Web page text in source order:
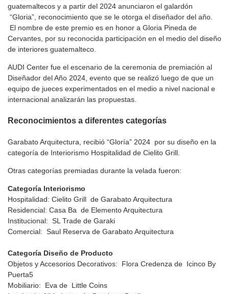
guatemaltecos y a partir del 2024 anunciaron el galardón
“Gloria”, reconocimiento que se le otorga el diseñador del año.
El nombre de este premio es en honor a Gloria Pineda de
Cervantes, por su reconocida participación en el medio del diseño
de interiores guatemalteco.
AUDI Center fue el escenario de la ceremonia de premiación al
Diseñador del Año 2024, evento que se realizó luego de que un
equipo de jueces experimentados en el medio a nivel nacional e
internacional analizarán las propuestas.
Reconocimientos a diferentes categorías
Garabato Arquitectura, recibió “Gloría” 2024 por su diseño en la
categoría de Interiorismo Hospitalidad de Cielito Grill.
Otras categorías premiadas durante la velada fueron:
Categoría Interiorismo
Hospitalidad: Cielito Grill de Garabato Arquitectura
Residencial: Casa Ba de Elemento Arquitectura
Institucional: SL Trade de Garaki
Comercial: Saul Reserva de Garabato Arquitectura
Categoría Diseño de Producto
Objetos y Accesorios Decorativos: Flora Credenza de Icinco By
Puerta5
Mobiliario: Eva de Little Coins